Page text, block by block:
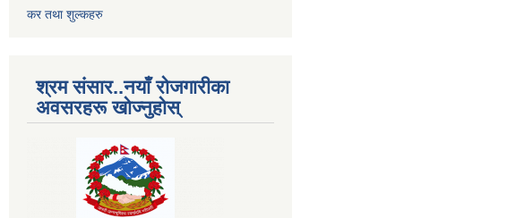
कर तथा शुल्कहरु
श्रम संसार..नयाँ रोजगारीका
अवसरहरू खोज्नुहोस्